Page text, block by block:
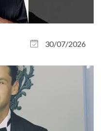
30/07/2026